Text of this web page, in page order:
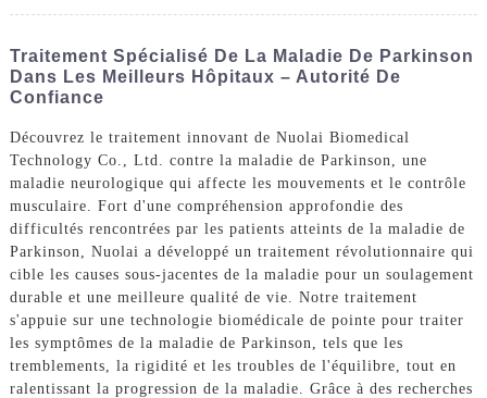
Traitement Spécialisé De La Maladie De Parkinson
Dans Les Meilleurs Hôpitaux – Autorité De
Confiance
Découvrez le traitement innovant de Nuolai Biomedical
Technology Co., Ltd. contre la maladie de Parkinson, une
maladie neurologique qui affecte les mouvements et le contrôle
musculaire. Fort d'une compréhension approfondie des
difficultés rencontrées par les patients atteints de la maladie de
Parkinson, Nuolai a développé un traitement révolutionnaire qui
cible les causes sous-jacentes de la maladie pour un soulagement
durable et une meilleure qualité de vie. Notre traitement
s'appuie sur une technologie biomédicale de pointe pour traiter
les symptômes de la maladie de Parkinson, tels que les
tremblements, la rigidité et les troubles de l'équilibre, tout en
ralentissant la progression de la maladie. Grâce à des recherches